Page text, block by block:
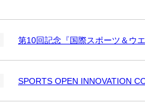
第10回記念『国際スポーツ＆ウ
SPORTS OPEN INNOVATION